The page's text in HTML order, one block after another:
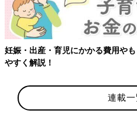
したときは本当にほっとしました
[わぐり]
2018年4月に息子を出産した34歳
Twitter(@ninputweet)と
ら現在の育児中までのイラストを
X（旧Twitter）「ハハのつぶやき
Instagram「ハハのつぶやき」
妊娠・出産・育児にかかる費用や
やすく解説！
連載